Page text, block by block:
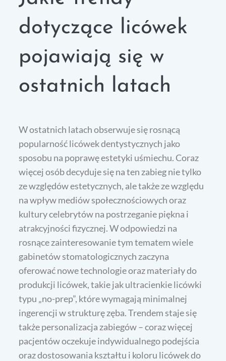
dotyczące licówek
pojawiają się w
ostatnich latach
W ostatnich latach obserwuje się rosnącą
popularność licówek dentystycznych jako
sposobu na poprawę estetyki uśmiechu. Coraz
więcej osób decyduje się na ten zabieg nie tylko
ze względów estetycznych, ale także ze względu
na wpływ mediów społecznościowych oraz
kultury celebrytów na postrzeganie piękna i
atrakcyjności fizycznej. W odpowiedzi na
rosnące zainteresowanie tym tematem wiele
gabinetów stomatologicznych zaczyna
oferować nowe technologie oraz materiały do
produkcji licówek, takie jak ultracienkie licówki
typu „no-prep”, które wymagają minimalnej
ingerencji w strukturę zęba. Trendem staje się
także personalizacja zabiegów – coraz więcej
pacjentów oczekuje indywidualnego podejścia
oraz dostosowania kształtu i koloru licówek do